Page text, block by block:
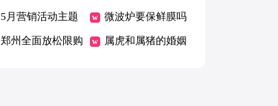
5月营销活动主题 微波炉要保鲜膜吗
郑州全面放松限购 属虎和属猪的婚姻